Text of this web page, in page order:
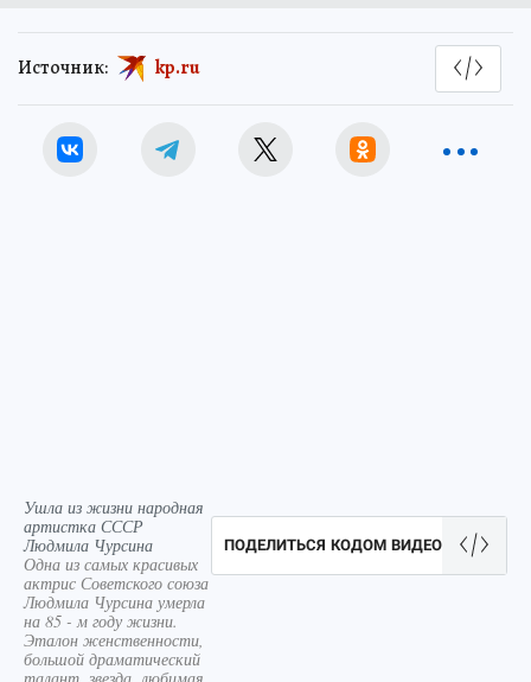
Источник: kp.ru
Ушла из жизни народная
артистка СССР
Людмила Чурсина
Одна из самых красивых
актрис Советского союза
Людмила Чурсина умерла
на 85 - м году жизни.
Эталон женственности,
большой драматический
ПОДЕЛИТЬСЯ КОДОМ ВИДЕО